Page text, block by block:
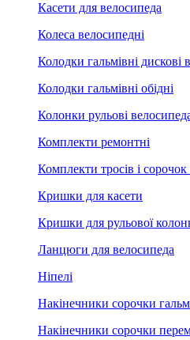
Касети для велосипеда
Колеса велосипедні
Колодки гальмівні дискові
Колодки гальмівні обідні
Колонки рульові
Комплекти ремонтні
Комплекти тросів і сорочок
Кришки для касети
Кришки для рульової
Ланцюги для велосипеда
Ніпелі
Накінечники сорочки
Накінечники сорочки